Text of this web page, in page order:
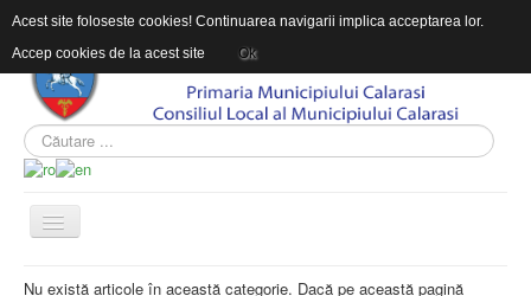
ACASĂ
Nu există articole în această categorie. Dacă pe această pagină
Acest site foloseste cookies! Continuarea navigarii implica acceptarea lor.
Accep cookies de la acest site
Ok